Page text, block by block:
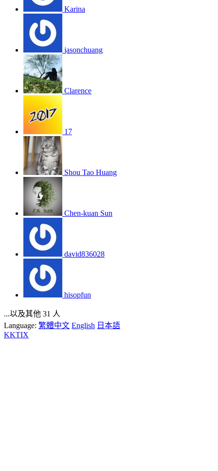
Karina
jasonchuang
Clarence
17
Shou Tao Huang
Chen-kuan Sun
david836028
hisopfun
...以及其他 31 人
Language: 繁體中文 English 日本語
KKTIX